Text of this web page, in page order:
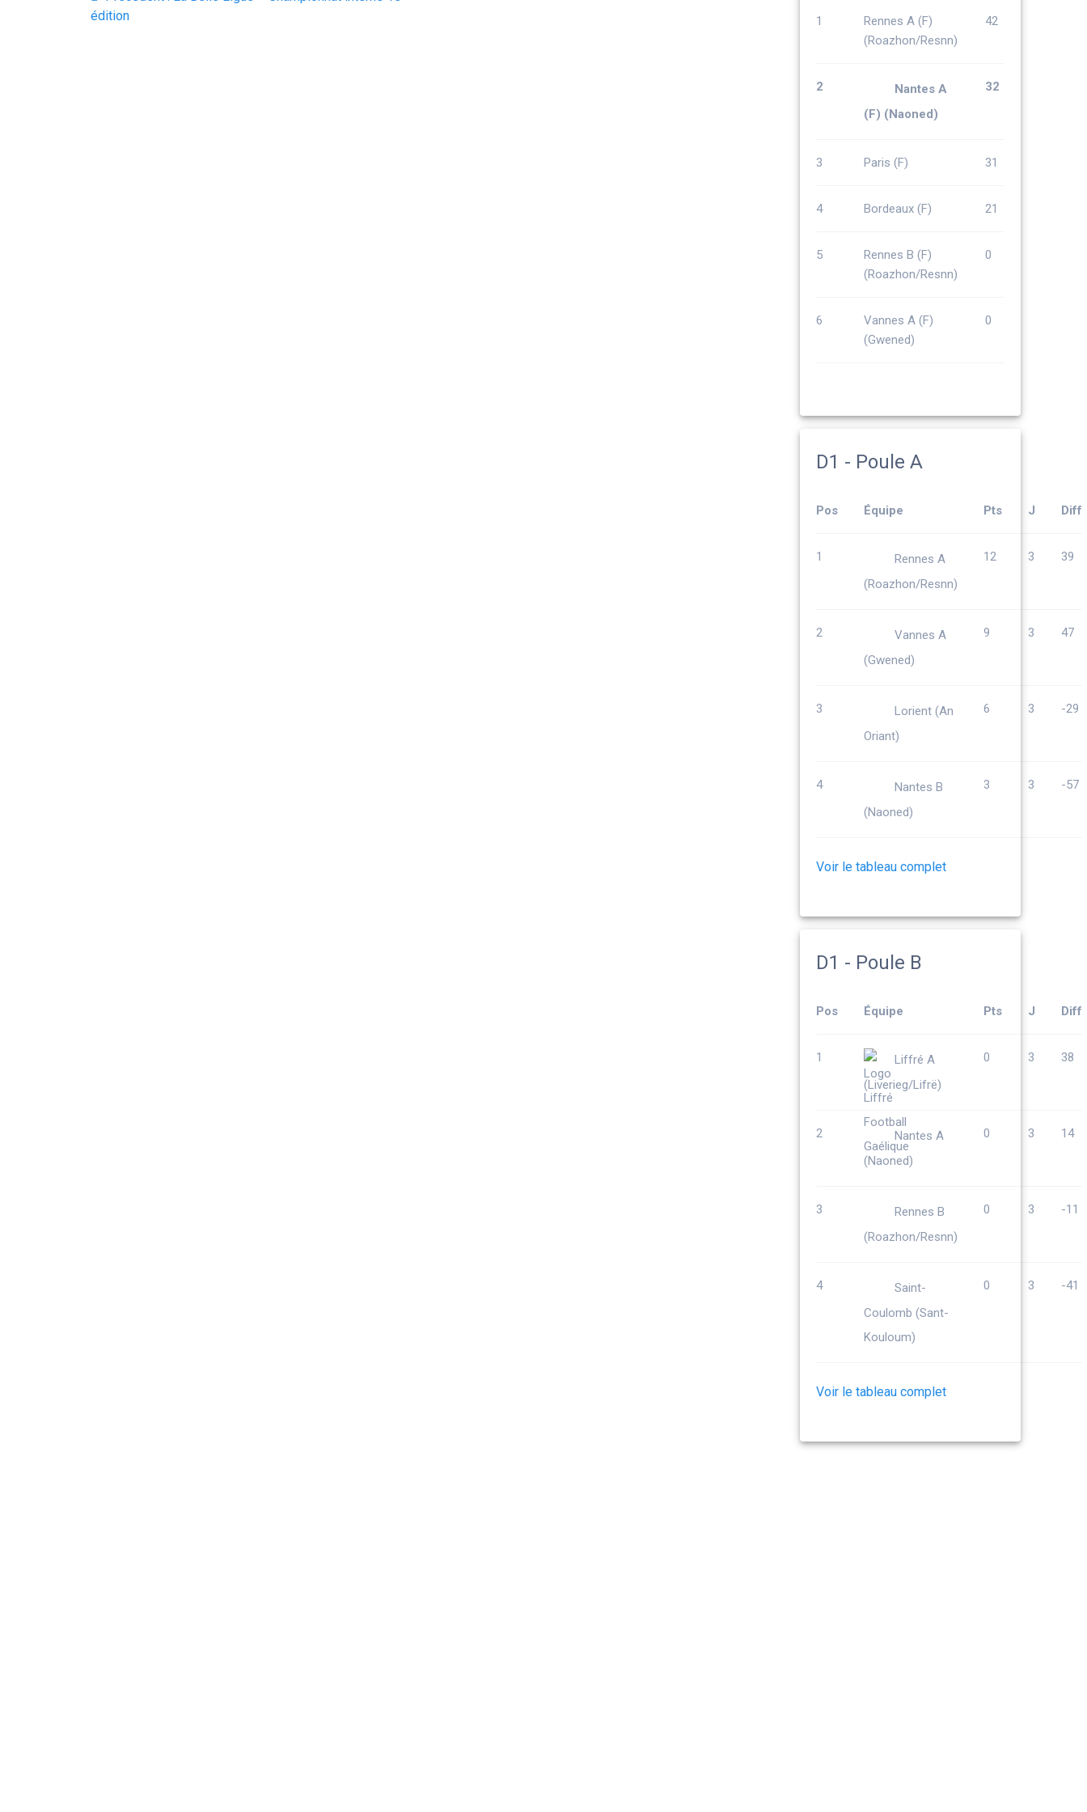
de
édition
1
Rennes A (F)
(Roazhon/Resnn)
42
2
Nantes A
(F) (Naoned)
32
3 Paris (F) 31
4 Bordeaux (F) 21
5
Rennes B (F)
(Roazhon/Resnn)
0
6
Vannes A (F)
(Gwened)
0
D1 - Poule A
Pos Équipe Pts J Diff
1
Rennes A
(Roazhon/Resnn)
12 3 39
2
Vannes A
(Gwened)
9 3 47
3
Lorient (An
Oriant)
6 3 -29
4
Nantes B
(Naoned)
3 3 -57
Voir le tableau complet
D1 - Poule B
Pos Équipe Pts J Diff
1
Liffré A
(Liverieg/Lifrë)
0 3 38
2
Nantes A
(Naoned)
0 3 14
3
Rennes B
(Roazhon/Resnn)
0 3 -11
4
Saint-
Coulomb (Sant-
Kouloum)
0 3 -41
Voir le tableau complet